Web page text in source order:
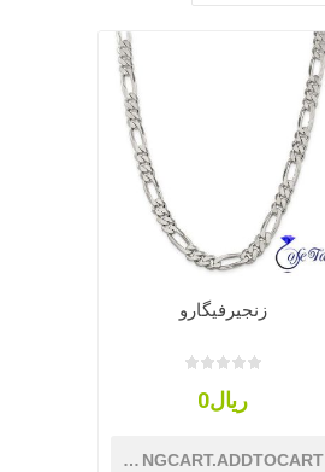
زنجیرفیگارو
ریال0
SHOPPINGCART.ADDTOCART